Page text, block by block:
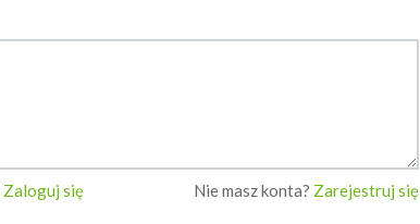
Zaloguj się Nie masz konta? Zarejestruj się